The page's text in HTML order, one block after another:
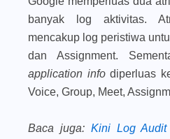
banyak log aktivitas.
mencakup log peristiwa
dan Assignment.
application infodiperluas
Voice, Group, Meet,
Baca juga: Kini Log